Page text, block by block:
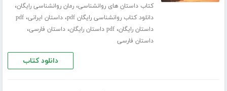
کتاب داستان های روانشناسی،رمان روانشناسی رایگان،
دانلود کتاب روانشناسی رایگان pdf ،داستان ایرانی،pdf
داستان رایگان،pdf داستان رایگان ،داستان فارسی،
داستان فارسی
دانلود کتاب